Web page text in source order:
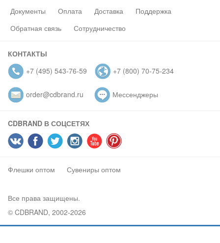
Документы Оплата Доставка
Поддержка
Обратная связь
Сотрудничество
КОНТАКТЫ
+7 (495) 543-76-59
+7 (800) 70-75-234
order@cdbrand.ru Мессенджеры
CDBRAND В СОЦСЕТЯХ
Флешки оптом Сувениры оптом
Все права защищены.
© CDBRAND, 2002-2026